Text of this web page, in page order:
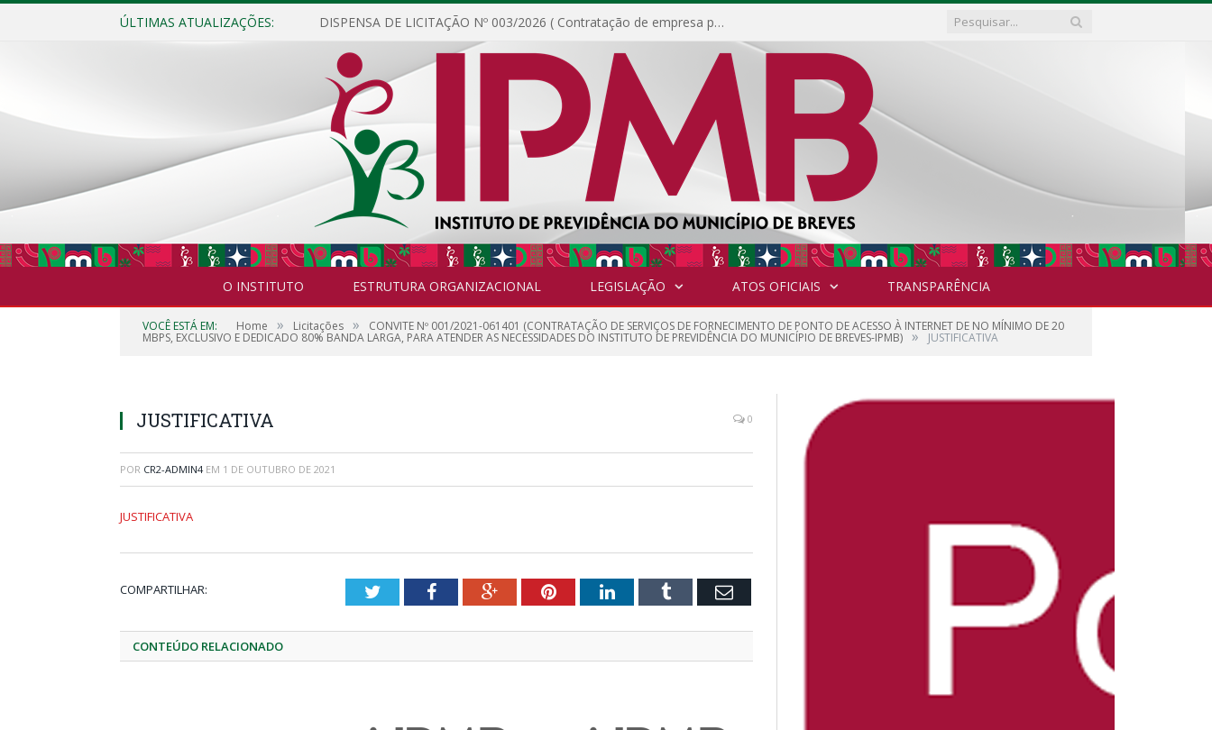
ÚLTIMAS ATUALIZAÇÕES: DISPENSA DE LICITAÇÃO Nº 003/2026 ( Contratação de empresa para fornecimento de gêneros alimentícios não perecíveis, materiais de expediente, descartáveis, copa e cozinha, para análise e posterior publicação.)
O INSTITUTO ESTRUTURA ORGANIZACIONAL LEGISLAÇÃO ATOS OFICIAIS TRANSPARÊNCIA
VOCÊ ESTÁ EM: Home » Licitações » CONVITE Nº 001/2021-061401 (CONTRATAÇÃO DE SERVIÇOS DE FORNECIMENTO DE PONTO DE ACESSO À INTERNET DE NO MÍNIMO DE 20
MBPS, EXCLUSIVO E DEDICADO 80% BANDA LARGA, PARA ATENDER AS NECESSIDADES DO INSTITUTO DE PREVIDÊNCIA DO MUNICÍPIO DE BREVES-IPMB) » JUSTIFICATIVA
JUSTIFICATIVA 0
POR CR2-ADMIN4 EM 1 DE OUTUBRO DE 2021
JUSTIFICATIVA
COMPARTILHAR: TwitterFacebookGoogle+PinterestLinkedInTumblr Email
CONTEÚDO RELACIONADO